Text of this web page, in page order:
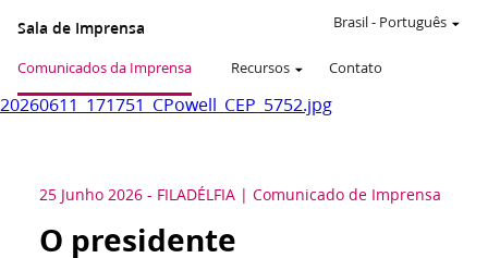
Sala de Imprensa
Comunicados da Imprensa Recursos Contato
Brasil- Português
20260611_171751_CPowell_CEP_5752.jpg
25 Junho 2026 - FILADÉLFIA Comunicado de Imprensa
O presidente